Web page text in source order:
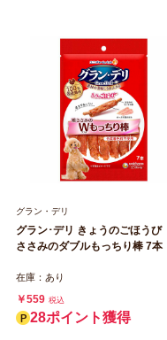
グラン・デリ
グラン･デリ きょうのごほう
ささみのダブルもっちり棒 7本
在庫：あり
￥559 税込
28ポイント獲得